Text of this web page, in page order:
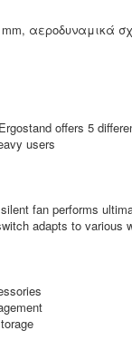
αεροδυναμικά
offers 5
users
fan performs
adapts to various